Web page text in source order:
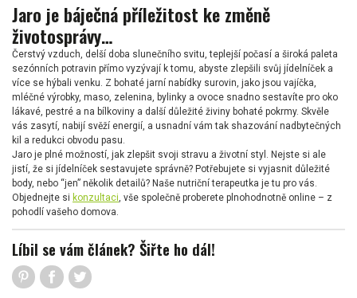
Jaro je báječná příležitost ke změně
životosprávy…
Čerstvý vzduch, delší doba slunečního svitu, teplejší počasí a široká paleta
sezónních potravin přímo vyzývají k tomu, abyste zlepšili svůj jídelníček a
více se hýbali venku. Z bohaté jarní nabídky surovin, jako jsou vajíčka,
mléčné výrobky, maso, zelenina, bylinky a ovoce snadno sestavíte pro oko
lákavé, pestré a na bílkoviny a další důležité živiny bohaté pokrmy. Skvěle
vás zasytí, nabijí svěží energií, a usnadní vám tak shazování nadbytečných
kil a redukci obvodu pasu.
Jaro je plné možností, jak zlepšit svoji stravu a životní styl. Nejste si ale
jistí, že si jídelníček sestavujete správně? Potřebujete si vyjasnit důležité
body, nebo “jen” několik detailů? Naše nutriční terapeutka je tu pro vás.
Objednejte si konzultaci, vše společně proberete plnohodnotně online – z
pohodlí vašeho domova.
Líbil se vám článek? Šiřte ho dál!